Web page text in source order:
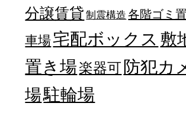
分譲賃貸 制震構造 各階ゴミ
車場宅配ボックス 敷
置き場楽器可防犯カ
場駐輪場